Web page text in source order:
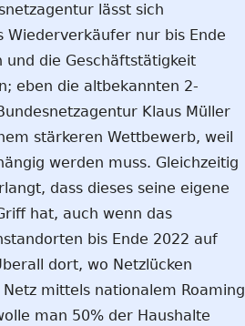
lässt sich
Wiederverkäufer nur bis Ende
die Geschäftstätigkeit
eben die altbekannten 2-
Klaus Müller
stärkeren Wettbewerb, weil
werden muss. Gleichzeitig
dass dieses seine eigene
hat, auch wenn das
bis Ende 2022 auf
dort, wo Netzlücken
mittels nationalem Roaming
man 50% der Haushalte